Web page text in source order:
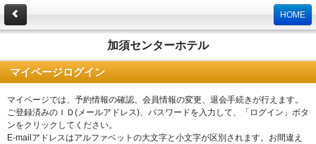
HOME
加須センターホテル
マイページログイン
マイページでは、予約情報の確認、会員情報の変更、退会手続きが行えます。
ご登録済みのＩＤ(メールアドレス)、パスワードを入力して、「ログイン」ボタ
ンをクリックしてください。
E-mailアドレスはアルファベットの大文字と小文字が区別されます。お間違え